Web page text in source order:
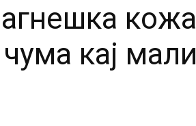
кожа
кај мали